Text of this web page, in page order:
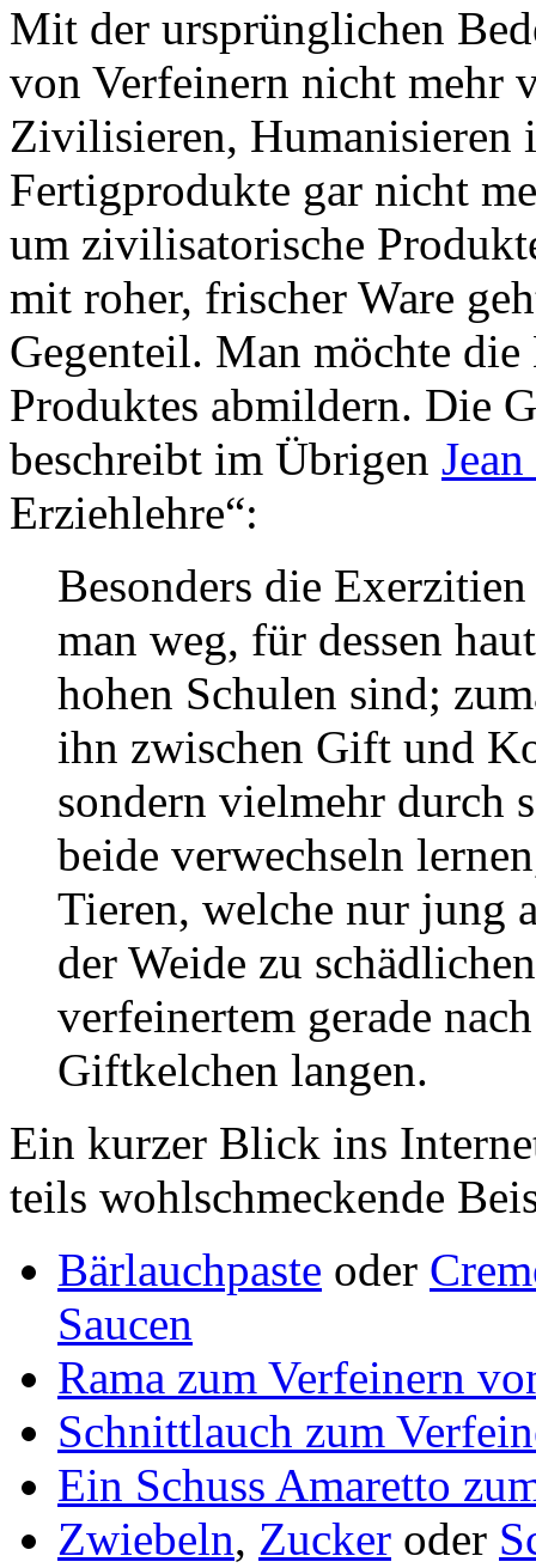
Mit der ursprünglichen
von Verfeinern nicht mehr
Zivilisieren, Humanisieren
Fertigprodukte gar nicht
um zivilisatorische
mit roher, frischer Ware
Gegenteil. Man möchte
Produktes abmildern. Die
beschreibt im Übrigen
Erziehlehre“:
Besonders die Exerzitien
man weg, für dessen
hohen Schulen sind;
ihn zwischen Gift und
sondern vielmehr durch
beide verwechseln
Tieren, welche nur jung
der Weide zu
verfeinertem gerade
Giftkelchen langen.
Ein kurzer Blick ins
teils wohlschmeckende
Bärlauchpaste oder
Saucen
Rama zum Verfeinern
Schnittlauch zum
Ein Schuss Amaretto
Zwiebeln, Zucker oder